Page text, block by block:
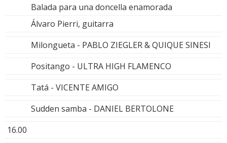
Balada para una doncella enamorada
Álvaro Pierri, guitarra
Milongueta - PABLO ZIEGLER & QUIQUE SINESI
Positango - ULTRA HIGH FLAMENCO
Tatá - VICENTE AMIGO
Sudden samba - DANIEL BERTOLONE
16.00